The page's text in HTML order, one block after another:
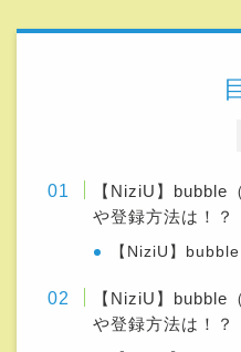
【NiziU】bubble
や登録方法は！？
【NiziU】
【NiziU】bubble
や登録方法は！？